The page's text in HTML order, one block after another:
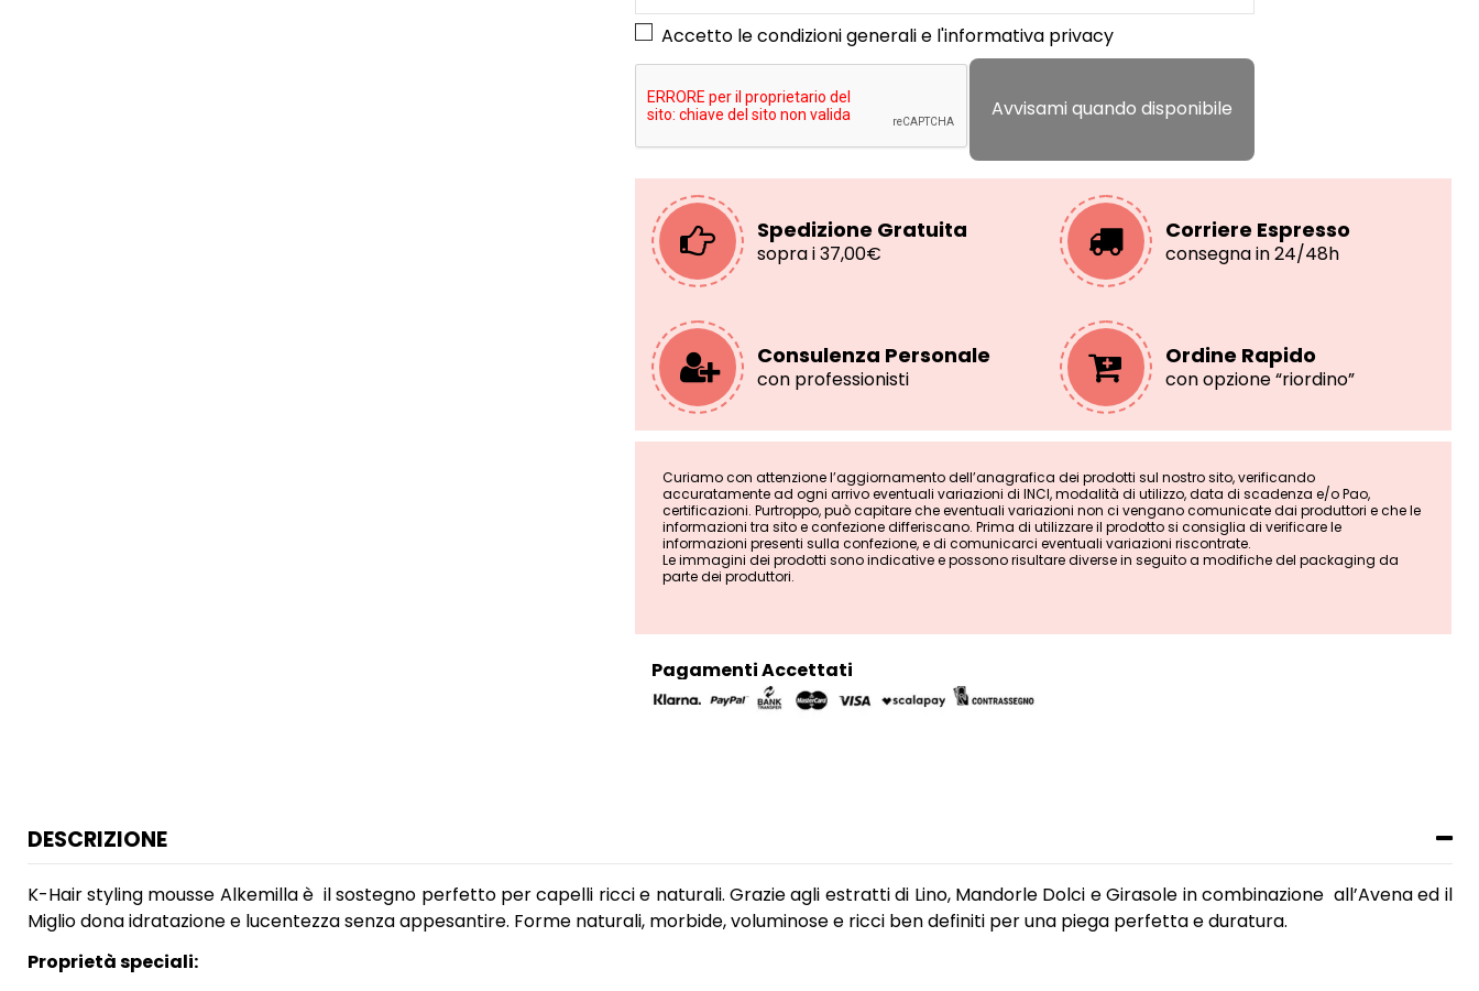
Accetto le condizioni generali e l'informativa privacy
Spedizione Gratuita
sopra i 37,00€
Corriere Espresso
consegna in 24/48h
Consulenza Personale
con professionisti
Ordine Rapido
con opzione “riordino”
Curiamo con attenzione l’aggiornamento dell’anagrafica dei prodotti sul nostro sito, verificando
accuratamente ad ogni arrivo eventuali variazioni di INCI, modalità di utilizzo, data di scadenza e/o Pao,
certificazioni. Purtroppo, può capitare che eventuali variazioni non ci vengano comunicate dai produttori e che le
informazioni tra sito e confezione differiscano. Prima di utilizzare il prodotto si consiglia di verificare le
informazioni presenti sulla confezione, e di comunicarci eventuali variazioni riscontrate.
Le immagini dei prodotti sono indicative e possono risultare diverse in seguito a modifiche del packaging da
parte dei produttori.
Pagamenti Accettati
DESCRIZIONE
K-Hair styling mousse Alkemilla è il sostegno perfetto per capelli ricci e naturali. Grazie agli estratti di Lino, Mandorle Dolci e Girasole in combinazione all’Avena ed il
Miglio dona idratazione e lucentezza senza appesantire. Forme naturali, morbide, voluminose e ricci ben definiti per una piega perfetta e duratura.
Proprietà speciali: